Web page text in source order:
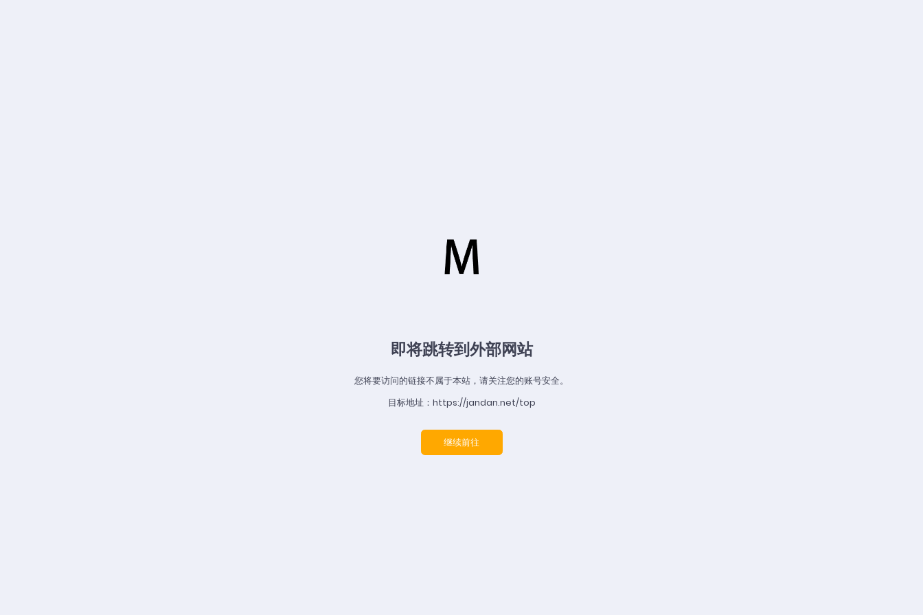
即将跳转到外部网站
您将要访问的链接不属于本站，请关注您的账号安全。
目标地址：https://jandan.net/top
继续前往